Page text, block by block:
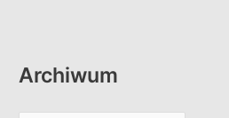
Archiwum